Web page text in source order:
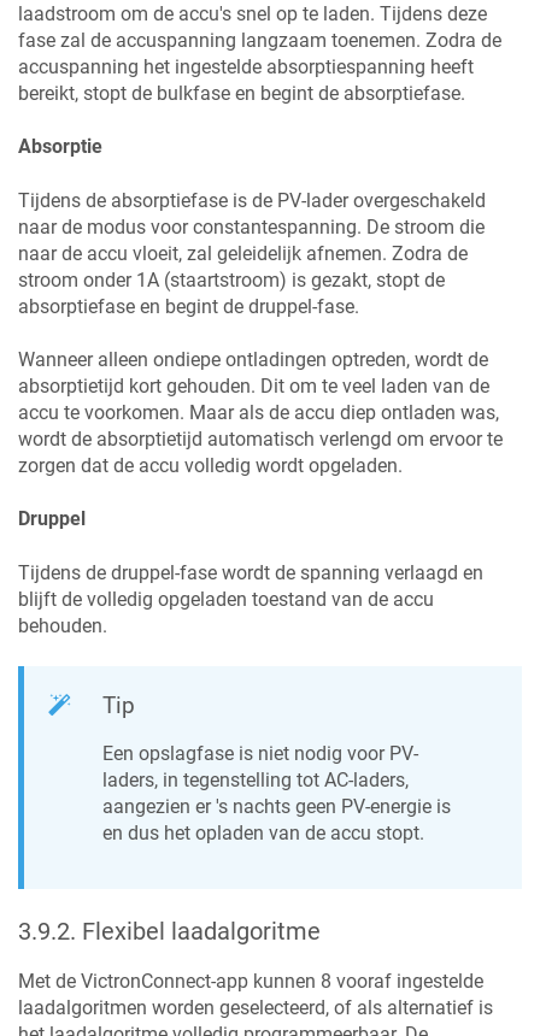
laadstroom om de accu's snel op te laden. Tijdens deze
fase zal de accuspanning langzaam toenemen. Zodra de
accuspanning het ingestelde absorptiespanning heeft
bereikt, stopt de bulkfase en begint de absorptiefase.
Absorptie
Tijdens de absorptiefase is de PV-lader overgeschakeld
naar de modus voor constantespanning. De stroom die
naar de accu vloeit, zal geleidelijk afnemen. Zodra de
stroom onder 1A (staartstroom) is gezakt, stopt de
absorptiefase en begint de druppel-fase.
Wanneer alleen ondiepe ontladingen optreden, wordt de
absorptietijd kort gehouden. Dit om te veel laden van de
accu te voorkomen. Maar als de accu diep ontladen was,
wordt de absorptietijd automatisch verlengd om ervoor te
zorgen dat de accu volledig wordt opgeladen.
Druppel
Tijdens de druppel-fase wordt de spanning verlaagd en
blijft de volledig opgeladen toestand van de accu
behouden.
Tip
Een opslagfase is niet nodig voor PV-
laders, in tegenstelling tot AC-laders,
aangezien er 's nachts geen PV-energie is
en dus het opladen van de accu stopt.
3.9.2. Flexibel laadalgoritme
Met de VictronConnect-app kunnen 8 vooraf ingestelde
laadalgoritmen worden geselecteerd, of als alternatief is